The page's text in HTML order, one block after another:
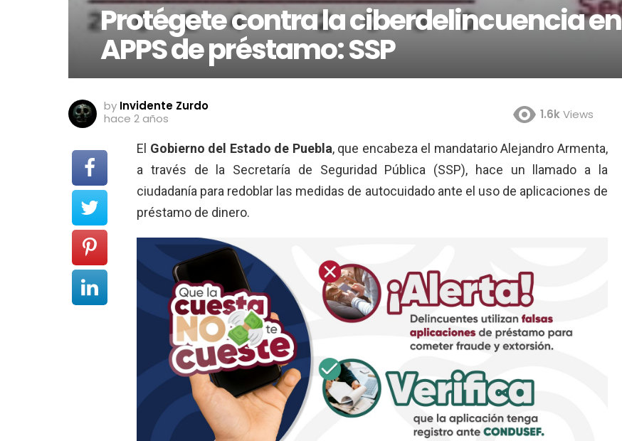
Protégete contra la ciberdelincuencia en
APPS de préstamo: SSP
by Invidente Zurdo
hace 2 años
1.6kViews
El Gobierno del Estado de Puebla, que encabeza el mandatario Alejandro Armenta,
a través de la Secretaría de Seguridad Pública (SSP), hace un llamado a la
ciudadanía para redoblar las medidas de autocuidado ante el uso de aplicaciones de
préstamo de dinero.